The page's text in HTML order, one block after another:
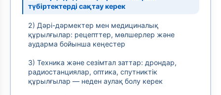
түбіртектерді сақтау керек
2) Дәрі-дәрмектер мен медициналық
құрылғылар: рецепттер, мөлшерлер және
аударма бойынша кеңестер
3) Техника және сезімтал заттар: дрондар,
радиостанциялар, оптика, спутниктік
құрылғылар — неден аулақ болу керек